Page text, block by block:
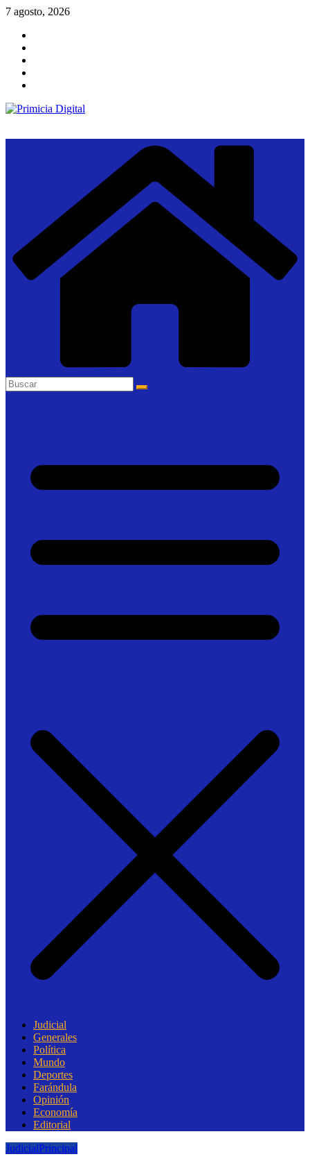
Saltar
contenido
7 agosto, 2026
Judicial
Generales
Política
Mundo
Deportes
Farándula
Opinión
Economía
Editorial
JudicialPrincipal